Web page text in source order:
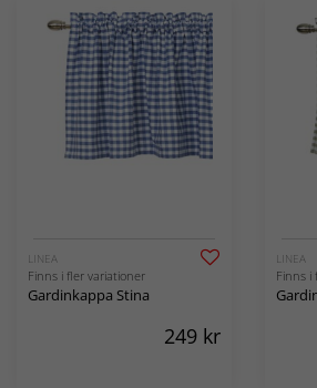
LINEA
Finns i fler variationer
Gardinkappa Stina
249 kr
LINEA
Finns i